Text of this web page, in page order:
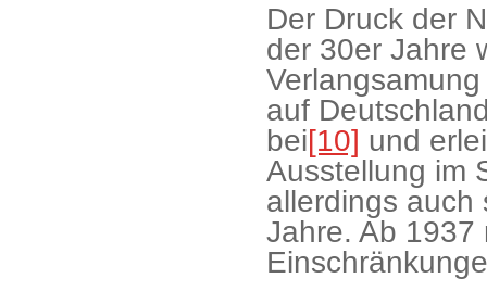
Der Druck der
der 30er Jahre
auf
bei[10] und
Ausstellung im
allerdings auch
Jahre. Ab 1937